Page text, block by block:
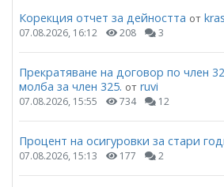
Корекция отчет за дейността от
07.08.2026, 16:12 208 3
Прекратяване на договор по член
молба за член 325. от ruvi
07.08.2026, 15:55 734 12
Процент на осигуровки за стари
07.08.2026, 15:13 177 2